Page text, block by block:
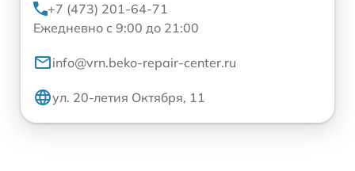
+7 (473) 201-64-71
Ежедневно с 9:00 до 21:00
info@vrn.beko-repair-center.ru
ул. 20-летия Октября, 11